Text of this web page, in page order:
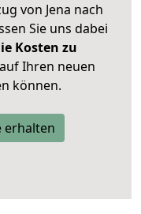
von Jena nach
Sie uns dabei
Kosten zu
Ihren neuen
können.
erhalten